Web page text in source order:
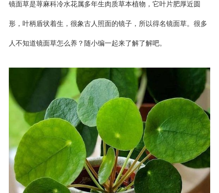
镜面草是荨麻科冷水花属多年生肉质草本植物，它叶片肥厚近圆
形，叶柄盾状着生，很象古人照面的镜子，所以得名镜面草。很多
人不知道镜面草怎么养？随小编一起来了解了解吧。